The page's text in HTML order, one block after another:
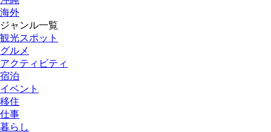
海外
ジャンル一覧
観光スポット
グルメ
アクティビティ
宿泊
イベント
移住
仕事
暮らし